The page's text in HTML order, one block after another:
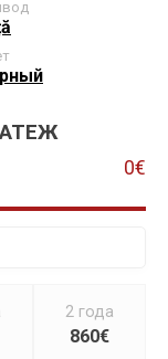
0€
2 года
860€